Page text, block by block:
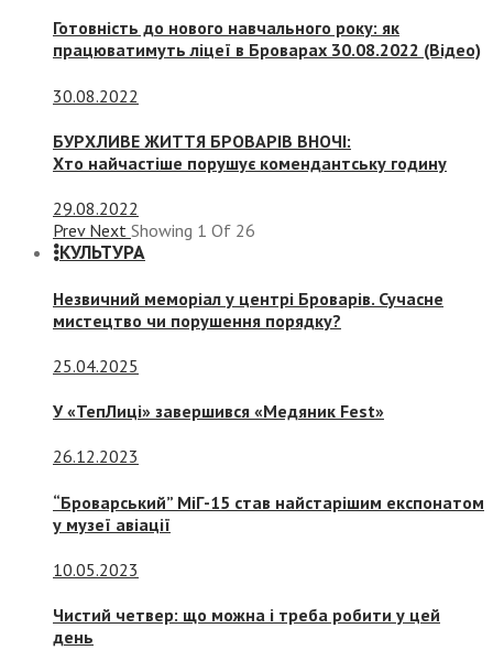
Готовність до нового навчального року: як
працюватимуть ліцеї в Броварах 30.08.2022 (Відео)
30.08.2022
БУРХЛИВЕ ЖИТТЯ БРОВАРІВ ВНОЧІ:
Хто найчастіше порушує комендантську годину
29.08.2022
Prev Next Showing 1 Of 26
КУЛЬТУРА
Незвичний меморіал у центрі Броварів. Сучасне
мистецтво чи порушення порядку?
25.04.2025
У «ТепЛиці» завершився «Медяник Fest»
26.12.2023
“Броварський” МіГ-15 став найстарішим експонатом
у музеї авіації
10.05.2023
Чистий четвер: що можна і треба робити у цей
день